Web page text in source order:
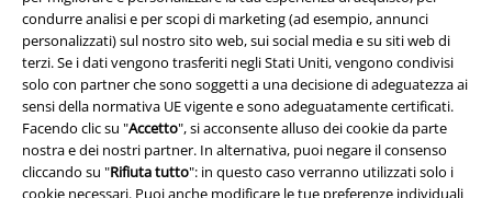
condurre analisi e per scopi di marketing (ad esempio, annunci
personalizzati) sul nostro sito web, sui social media e su siti web di
terzi. Se i dati vengono trasferiti negli Stati Uniti, vengono condivisi
solo con partner che sono soggetti a una decisione di adeguatezza ai
sensi della normativa UE vigente e sono adeguatamente certificati.
Facendo clic su "Accetto", si acconsente alluso dei cookie da parte
nostra e dei nostri partner. In alternativa, puoi negare il consenso
cliccando su "Rifiuta tutto": in questo caso verranno utilizzati solo i
cookie necessari. Puoi anche modificare le tue preferenze individuali
Informazioni su EMP
Eventi EMP
Programmi partner
Sostenibilità